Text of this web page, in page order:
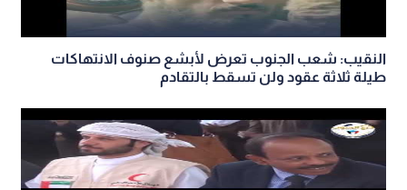
النقيب: شعب الجنوب تعرض لأبشع صنوف الانتهاكات
طيلة ثلاثة عقود ولن تسقط بالتقادم